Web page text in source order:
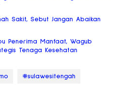
Sakit, Sebut Jangan Abaikan
Penerima Manfaat, Wagub
Tenaga Kesehatan
#sulawesitengah